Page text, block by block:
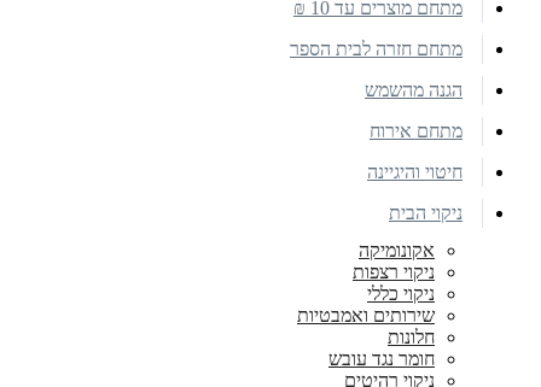
מתחם מוצרים עד 10 ₪
מתחם חזרה לבית הספר
הגנה מהשמש
מתחם אירוח
חיטוי והיגיינה
ניקוי הבית
אקונומיקה
ניקוי רצפות
ניקוי כללי
שירותים ואמבטיות
חלונות
חומר נגד עובש
ניקוי רהיטים